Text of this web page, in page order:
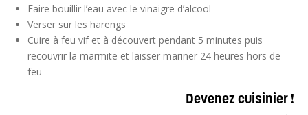
Faire bouillir l’eau avec le vinaigre d’alcool
Verser sur les harengs
Cuire à feu vif et à découvert pendant 5 minutes puis
recouvrir la marmite et laisser mariner 24 heures hors de
feu
Devenez cuisinier !